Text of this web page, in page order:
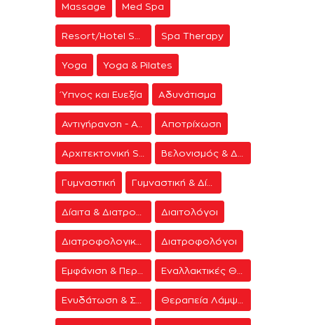
Massage Med Spa
Spa Therapy
Yoga Yoga & Pilates
Ύπνος και Ευεξία Αδυνάτισμα
Αντιγήρανση - Ανάπλαση Προσώπου Αποτρίχωση
Γυμναστική Γυμναστική & Δίαιτα
Διαιτολόγοι
Διατροφολόγοι